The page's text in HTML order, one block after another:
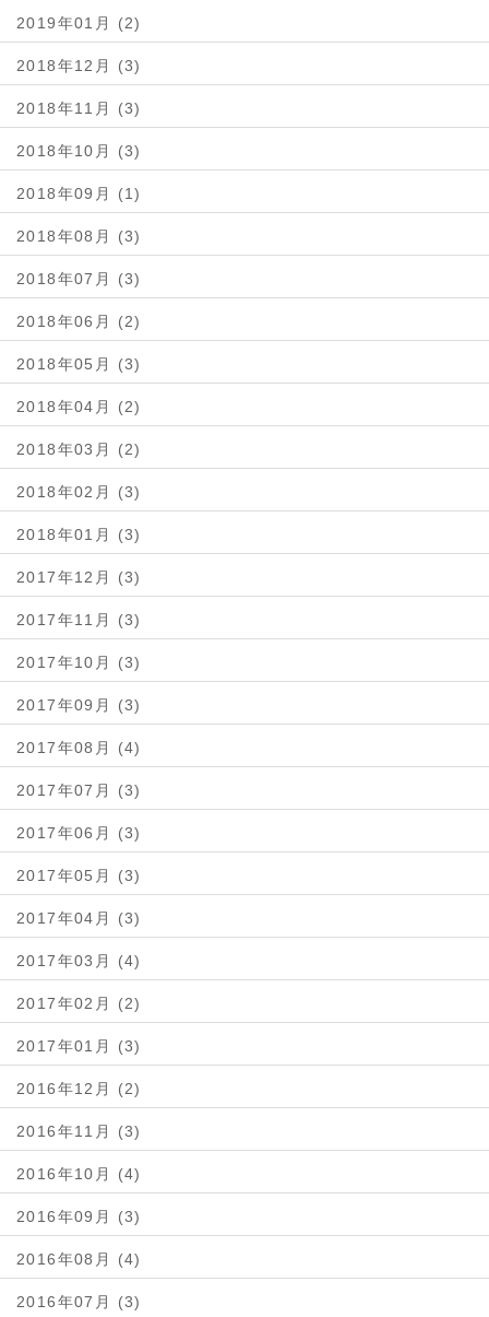
2019年01月 (2)
2018年12月 (3)
2018年11月 (3)
2018年10月 (3)
2018年09月 (1)
2018年08月 (3)
2018年07月 (3)
2018年06月 (2)
2018年05月 (3)
2018年04月 (2)
2018年03月 (2)
2018年02月 (3)
2018年01月 (3)
2017年12月 (3)
2017年11月 (3)
2017年10月 (3)
2017年09月 (3)
2017年08月 (4)
2017年07月 (3)
2017年06月 (3)
2017年05月 (3)
2017年04月 (3)
2017年03月 (4)
2017年02月 (2)
2017年01月 (3)
2016年12月 (2)
2016年11月 (3)
2016年10月 (4)
2016年09月 (3)
2016年08月 (4)
2016年07月 (3)